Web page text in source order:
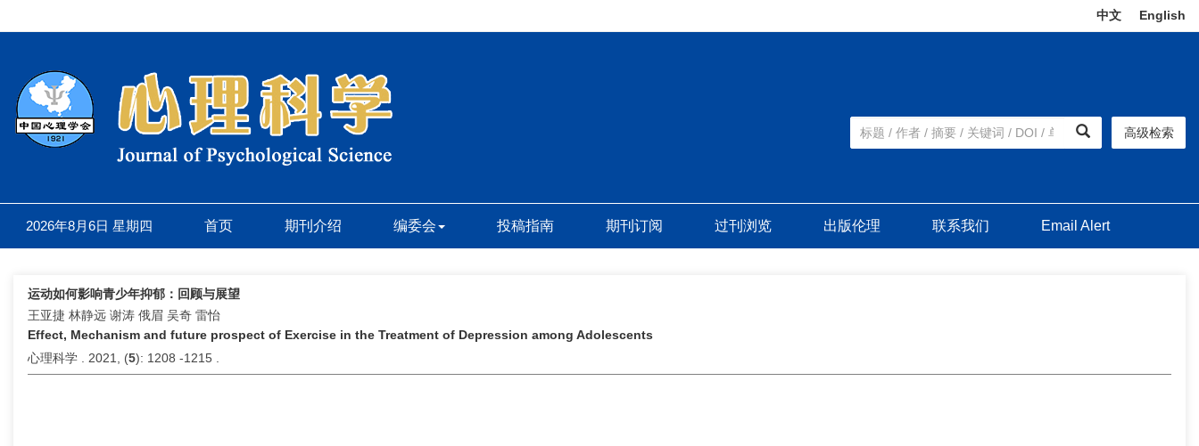
中文 English
高级检索
2026年8月6日 星期四 首页 期刊介绍 编委会 投稿指南 期刊订阅 过刊浏览 出版伦理 联系我们 Email Alert
运动如何影响青少年抑郁：回顾与展望
王亚捷 林静远 谢涛 俄眉 吴奇 雷怡
Effect, Mechanism and future prospect of Exercise in the Treatment of Depression among Adolescents
心理科学 . 2021, (5): 1208 -1215 .